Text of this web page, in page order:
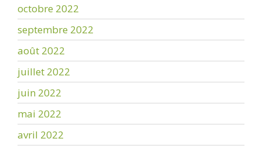
octobre 2022
septembre 2022
août 2022
juillet 2022
juin 2022
mai 2022
avril 2022